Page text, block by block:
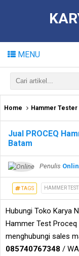
MENU
Home Hammer Tester
Jual PROCEQ
Batam
Penulis
TAGS HAMMER
Hubungi Toko Karya
Hammer Test
menghubungi sales
085740767348 /